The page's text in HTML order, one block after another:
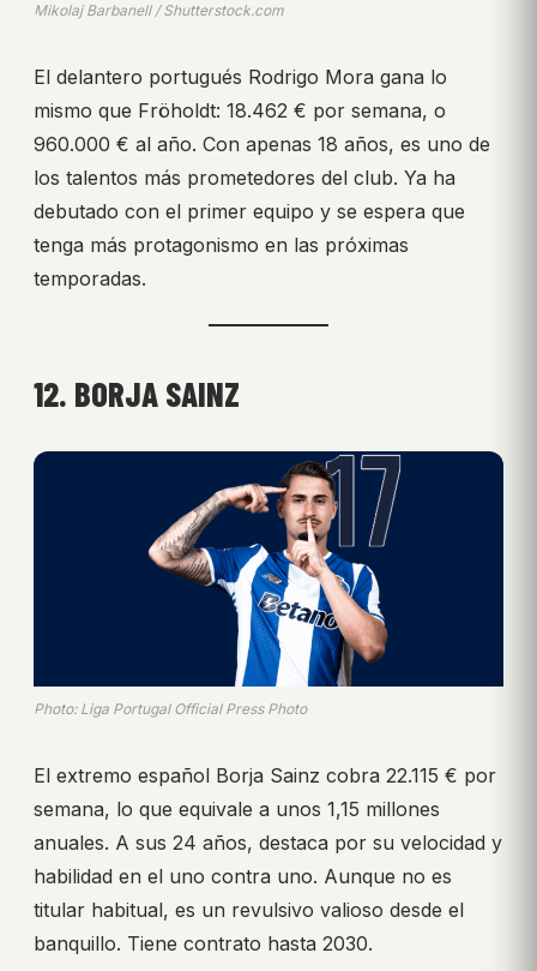
Mikolaj Barbanell / Shutterstock.com
El delantero portugués Rodrigo Mora gana lo
mismo que Fröholdt: 18.462 € por semana, o
960.000 € al año. Con apenas 18 años, es uno de
los talentos más prometedores del club. Ya ha
debutado con el primer equipo y se espera que
tenga más protagonismo en las próximas
temporadas.
12. BORJA SAINZ
Photo: Liga Portugal Official Press Photo
El extremo español Borja Sainz cobra 22.115 € por
semana, lo que equivale a unos 1,15 millones
anuales. A sus 24 años, destaca por su velocidad y
habilidad en el uno contra uno. Aunque no es
titular habitual, es un revulsivo valioso desde el
banquillo. Tiene contrato hasta 2030.